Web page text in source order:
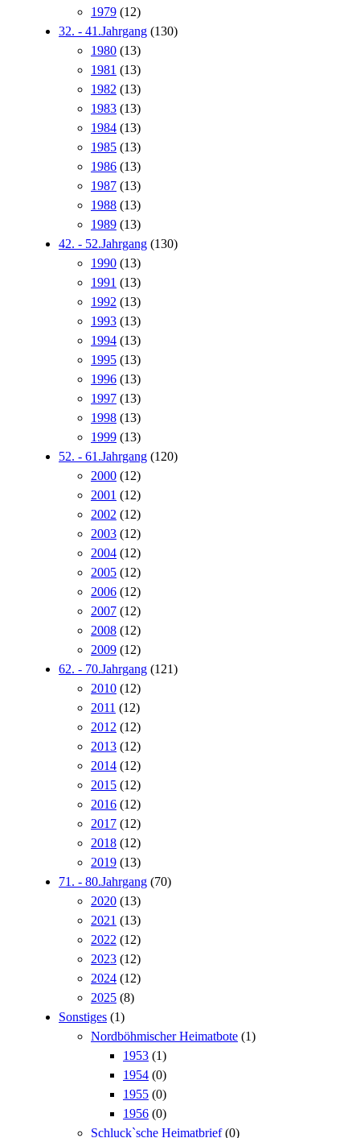
1979 (12)
32. - 41.Jahrgang (130)
1980 (13)
1981 (13)
1982 (13)
1983 (13)
1984 (13)
1985 (13)
1986 (13)
1987 (13)
1988 (13)
1989 (13)
42. - 52.Jahrgang (130)
1990 (13)
1991 (13)
1992 (13)
1993 (13)
1994 (13)
1995 (13)
1996 (13)
1997 (13)
1998 (13)
1999 (13)
52. - 61.Jahrgang (120)
2000 (12)
2001 (12)
2002 (12)
2003 (12)
2004 (12)
2005 (12)
2006 (12)
2007 (12)
2008 (12)
2009 (12)
62. - 70.Jahrgang (121)
2010 (12)
2011 (12)
2012 (12)
2013 (12)
2014 (12)
2015 (12)
2016 (12)
2017 (12)
2018 (12)
2019 (13)
71. - 80.Jahrgang (70)
2020 (13)
2021 (13)
2022 (12)
2023 (12)
2024 (12)
2025 (8)
Sonstiges (1)
Nordböhmischer Heimatbote (1)
1953 (1)
1954 (0)
1955 (0)
1956 (0)
Schluck`sche Heimatbrief (0)